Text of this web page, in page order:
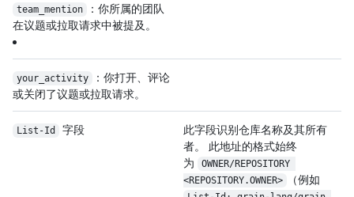
team_mention
：你所属的团队
在议题或拉取请求中被提及。
your_activity
：你打开、评论
或关闭了议题或拉取请求。
List-Id 字段
此字段识别仓库名称及其所有
者。 此地址的格式始终
为
OWNER/REPOSITORY
<REPOSITORY.OWNER>
（例如